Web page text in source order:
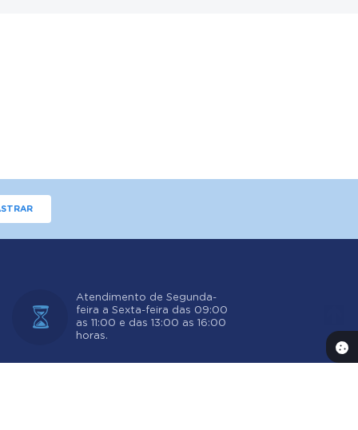
Atendimento de Segunda-
feira a Sexta-feira das 09:00
as 11:00 e das 13:00 as 16:00
horas.